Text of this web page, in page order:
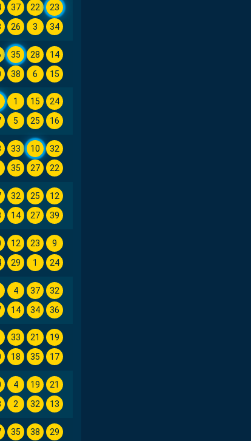
37 22
23
26 3 34
35 28
14
38 6 15
1 15
24
5 25 16
33 10
32
35 27 22
32 25
12
14 27 39
12 23
9
29 1 24
4 37
32
14 34 36
33 21
19
18 35 17
4 19
21
2 32 13
35 38
29